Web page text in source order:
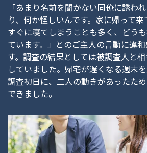
「あまり名前を聞かない同僚に誘わ
り、何か怪しいんです。家に帰って
すぐに寝てしまうことも多く、どう
ています。」とのご主人の言動に違
す。調査の結果としては被調査人と
していました。帰宅が遅くなる週末を
調査初日に、二人の動きがあったた
できました。